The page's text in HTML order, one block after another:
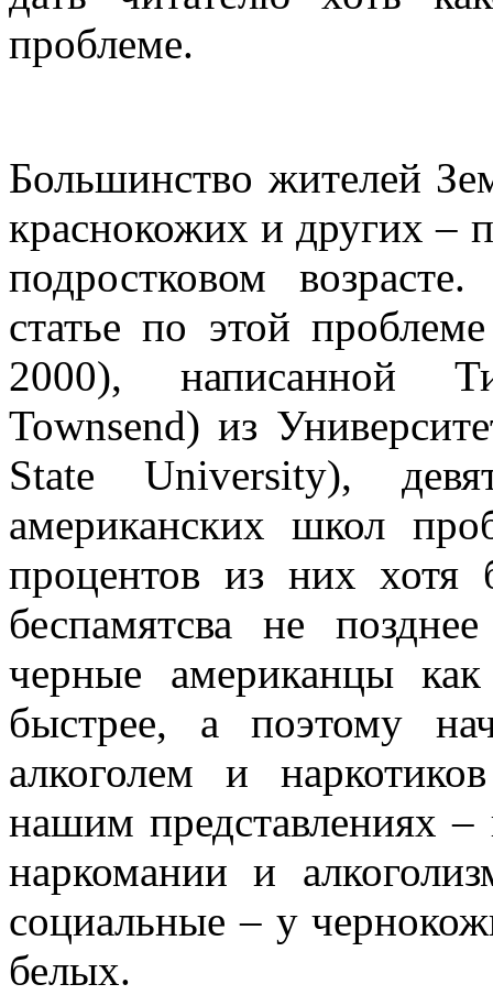
проблеме.
Большинство жителей
краснокожих и других –
подростковом
статье по этой
2000), написанной
Townsend) из
State University),
американских школ
процентов из них
беспамятсва не
черные американцы
быстрее, а поэтому
алкоголем и
нашим представлениях –
наркомании и
социальные – у
белых.